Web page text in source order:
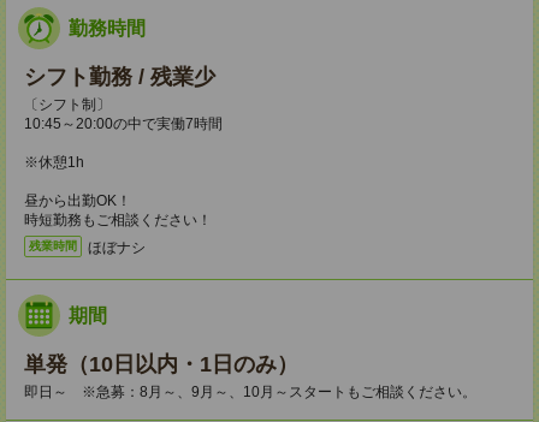
勤務時間
シフト勤務 / 残業少
〔シフト制〕
10:45～20:00の中で実働7時間
※休憩1h
昼から出勤OK！
時短勤務もご相談ください！
残業時間 ほぼナシ
期間
単発（10日以内・1日のみ）
即日～ ※急募：8月～、9月～、10月～スタートもご相談ください。